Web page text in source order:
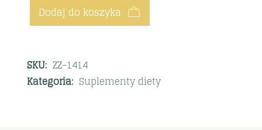
Dodaj do koszyka
SKU: ZZ-1414
Kategoria: Suplementy diety